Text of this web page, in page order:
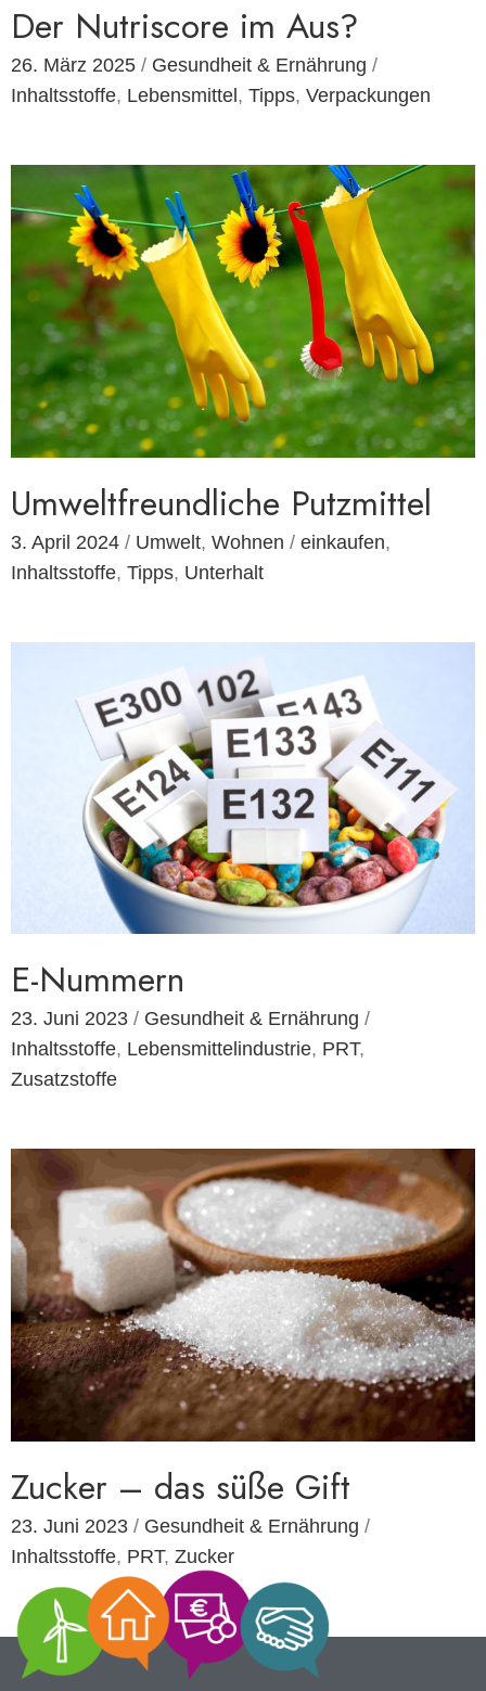
Der Nutriscore im Aus?
26. März 2025 / Gesundheit & Ernährung /
Inhaltsstoffe, Lebensmittel , Tipps, Verpackungen
Umweltfreundliche Putzmittel
3. April 2024 / Umwelt, Wohnen / einkaufen,
Inhaltsstoffe, Tipps, Unterhalt
E-Nummern
23. Juni 2023 / Gesundheit & Ernährung /
Inhaltsstoffe, Lebensmittelindustrie, PRT,
Zusatzstoffe
Zucker – das süße Gift
23. Juni 2023 / Gesundheit & Ernährung /
Inhaltsstoffe, PRT, Zucker